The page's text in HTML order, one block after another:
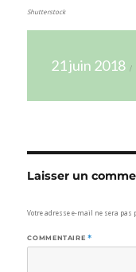
Shutterstock
le21 juin 2018
Laisser un
Votre adresse e-mail ne sera pas
COMMENTAIRE *